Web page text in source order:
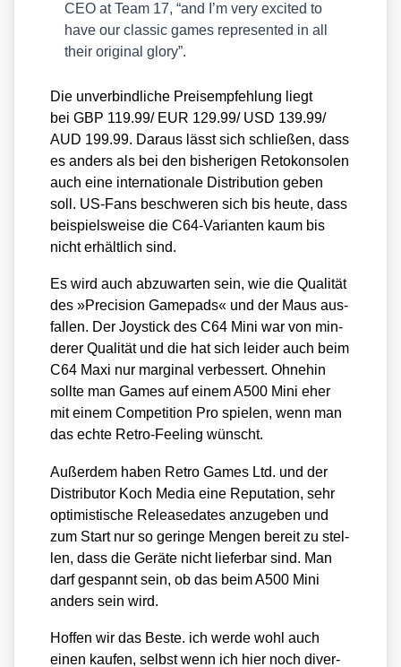
CEO at Team 17, “and I’m very exci­ted to
have our clas­sic games repre­sen­ted in all
their ori­gi­nal glo­ry”.
Die unver­bind­li­che Preis­emp­feh­lung liegt
bei GBP 119.99/ EUR 129.99/ USD 139.99/
AUD 199.99. Dar­aus lässt sich schlie­ßen, dass
es anders als bei den bis­he­ri­gen Reto­kon­so­len
auch eine inter­na­tio­na­le Dis­tri­bu­ti­on geben
soll. US-Fans beschwe­ren sich bis heu­te, dass
bei­spiels­wei­se die C64-Vari­an­ten kaum bis
nicht erhält­lich sind.
Es wird auch abzu­war­ten sein, wie die Qua­li­tät
des »Pre­cis­i­on Game­pads« und der Maus aus­
fal­len. Der Joy­stick des C64 Mini war von min­
de­rer Qua­li­tät und die hat sich lei­der auch beim
C64 Maxi nur mar­gi­nal ver­bes­sert. Ohne­hin
soll­te man Games auf einem A500 Mini eher
mit einem Com­pe­ti­ti­on Pro spie­len, wenn man
das ech­te Retro-Fee­ling wünscht.
Außer­dem haben Retro Games Ltd. und der
Dis­tri­bu­tor Koch Media eine Repu­ta­ti­on, sehr
opti­mis­ti­sche Release­da­tes anzu­ge­ben und
zum Start nur so gerin­ge Men­gen bereit zu stel­
len, dass die Gerä­te nicht lie­fer­bar sind. Man
darf gespannt sein, ob das beim A500 Mini
anders sein wird.
Hof­fen wir das Bes­te. ich wer­de wohl auch
einen kau­fen, selbst wenn ich hier noch diver­